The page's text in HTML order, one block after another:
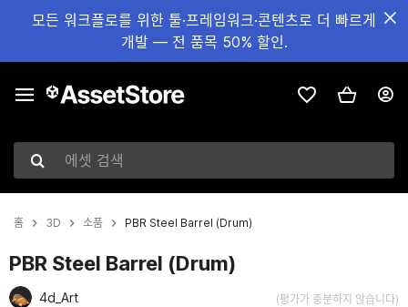
모든 워크플로를 위한 툴·프레임워크·콘텐츠로 더 빠르게
개발 — 전 품목 50% 할인.
에셋 검색
홈 3D 소품 PBR Steel Barrel (Drum)
PBR Steel Barrel (Drum)
4d_Art (평가가 충분하지 않습니다)